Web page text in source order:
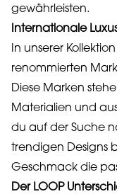
gewährleisten.
Internationale
In unserer
renommierten
Diese Marken
Materialien und
du auf der Suche
trendigen Designs
Geschmack die
Der LOOP